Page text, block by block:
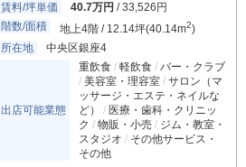
賃料/坪単価
40.7万円 / 33,526円
階数/面積
地上4階 / 12.14坪(40.14m2)
所在地
中央区銀座4
出店可能業態
重飲食 軽飲食
バー・クラブ
美容室・理容室
サロン（マ
ッサージ・エステ・ネイルな
ど）
医療・歯科・クリニッ
ク
物販・小売
ジム・教室・
スタジオ
その他サービス・
その他